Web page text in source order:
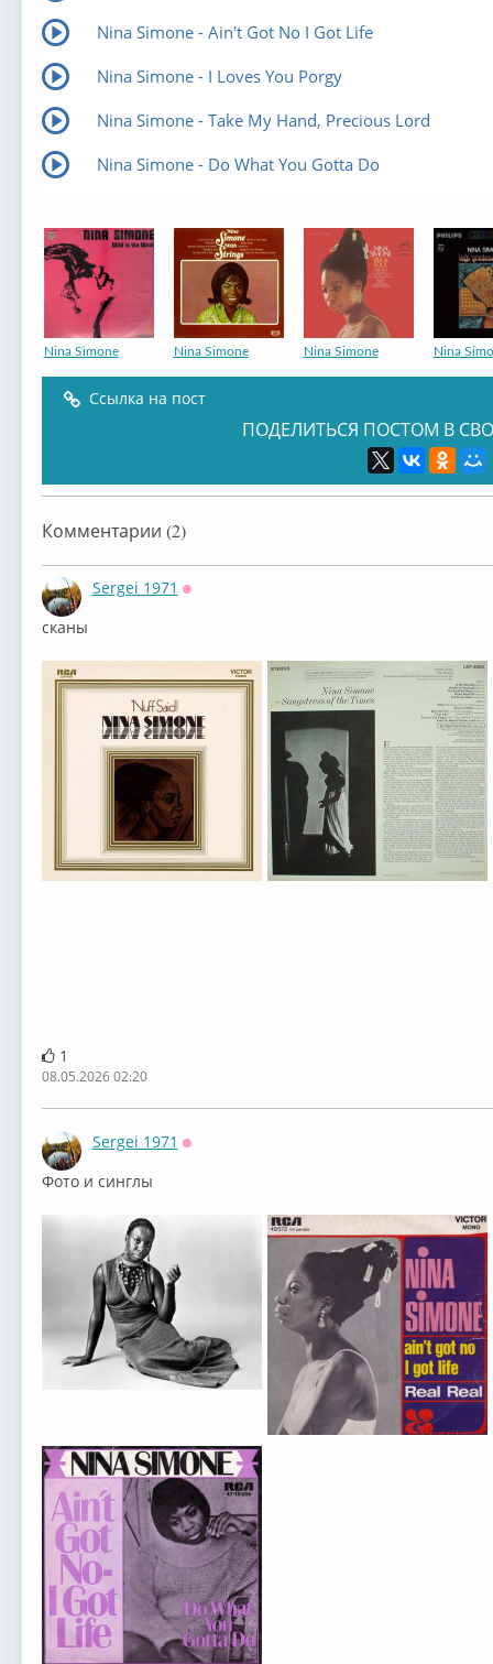
Nina Simone - Ain't Got No I Got Life
Nina Simone - I Loves You Porgy
Nina Simone - Take My Hand, Precious Lord
Nina Simone - Do What You Gotta Do
Nina Simone Nina Simone Nina Simone Nina
Ссылка на пост
ПОДЕЛИТЬСЯ ПОСТОМ В
Комментарии (2)
Sergei 1971
сканы
1
08.05.2026 02:20
Sergei 1971
Фото и синглы